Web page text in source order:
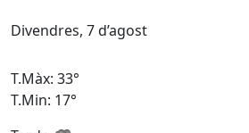
Divendres, 7 d’agost
T.Màx: 33°
T.Min: 17°